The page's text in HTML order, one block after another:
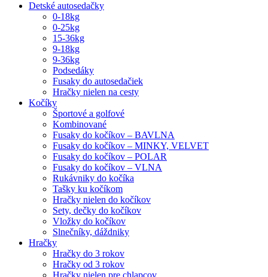
Detské autosedačky
0-18kg
0-25kg
15-36kg
9-18kg
9-36kg
Podsedáky
Fusaky do autosedačiek
Hračky nielen na cesty
Kočíky
Športové a golfové
Kombinované
Fusaky do kočíkov – BAVLNA
Fusaky do kočíkov – MINKY, VELVET
Fusaky do kočíkov – POLAR
Fusaky do kočíkov – VLNA
Rukávniky do kočíka
Tašky ku kočíkom
Hračky nielen do kočíkov
Sety, dečky do kočíkov
Vložky do kočíkov
Slnečníky, dáždniky
Hračky
Hračky do 3 rokov
Hračky od 3 rokov